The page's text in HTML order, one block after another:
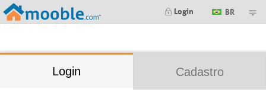
Login BR
Login Cadastro